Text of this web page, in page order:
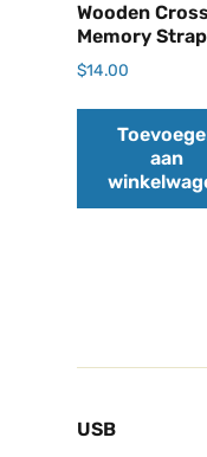
Wooden
Memory Strap
$14.00
aan
USB